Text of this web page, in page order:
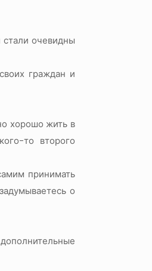
очевидны
граждан и
хорошо жить в
то второго
принимать
о